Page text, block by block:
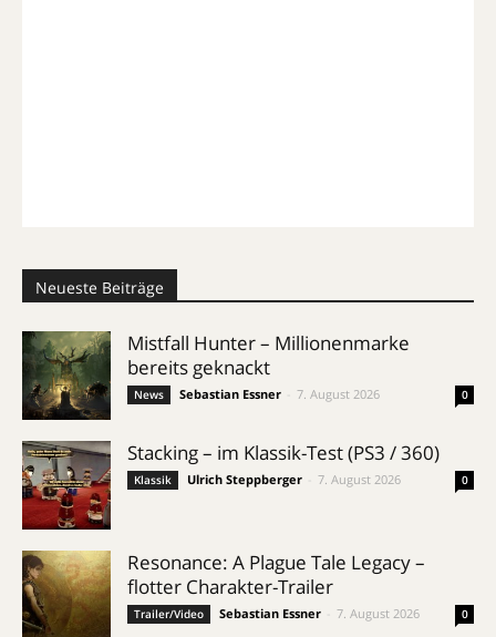
Neueste Beiträge
Mistfall Hunter – Millionenmarke
bereits geknackt
News Sebastian Essner 7. August 2026 0
Stacking – im Klassik-Test (PS3 / 360)
Klassik Ulrich Steppberger 7. August 2026 0
Resonance: A Plague Tale Legacy –
flotter Charakter-Trailer
Trailer/Video Sebastian Essner 7. August 2026 0